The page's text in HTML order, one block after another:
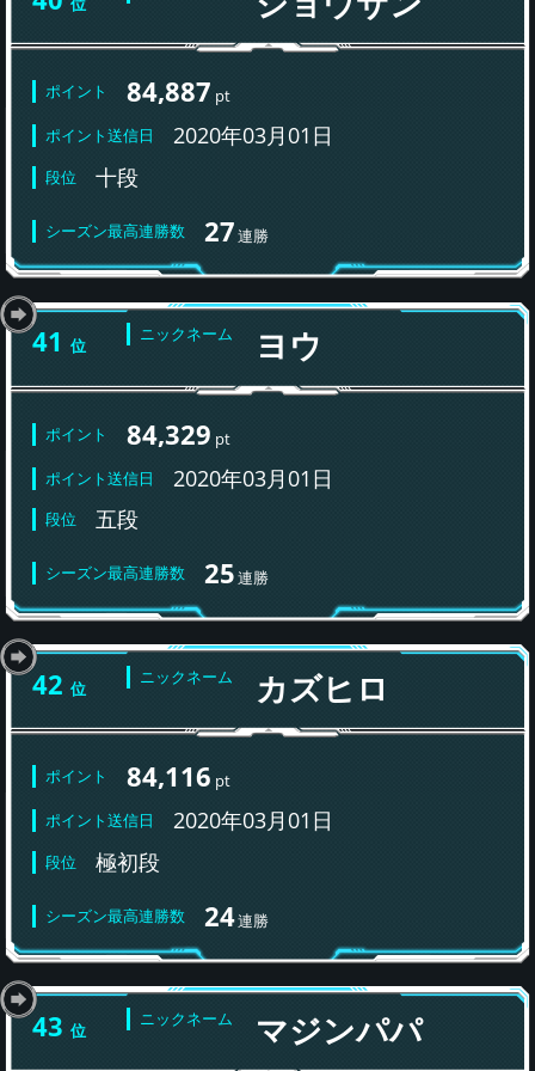
ポイント 84,887 pt
ポイント送信日
2020年03月01日
段位 十段
シーズン最高連勝数 27連勝
41 位
ニックネーム ヨウ
ポイント 84,329 pt
ポイント送信日
2020年03月01日
段位 五段
シーズン最高連勝数 25連勝
42 位
ニックネーム カズヒロ
ポイント 84,116 pt
ポイント送信日
2020年03月01日
段位 極初段
シーズン最高連勝数 24連勝
43 位
ニックネーム マジンパパ